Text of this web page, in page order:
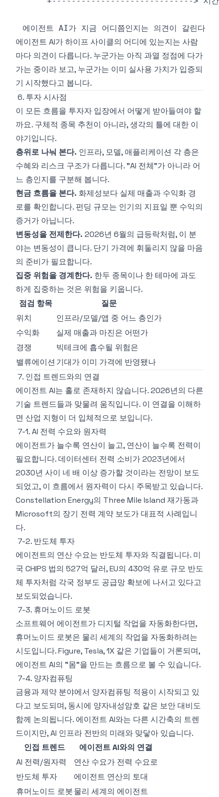
에이전트 AI가 하이프 사이클의 어디에 있는지는 사람
마다 의견이 다릅니다. 누군가는 아직 과열 정점에 다가
가는 중이라 보고, 누군가는 이미 실사용 가치가 입증되
기 시작했다고 봅니다.
6. 투자 시사점
이 모든 흐름을 투자자 입장에서 어떻게 받아들여야 할
까요. 구체적 종목 추천이 아니라, 생각의 틀에 대한 이
야기입니다.
층위로 나눠 본다. 인프라, 모델, 애플리케이션 각 층은
수혜와 리스크 구조가 다릅니다. "AI 전체"가 아니라 어
느 층인지를 구분해 봅니다.
현금 흐름을 본다. 화제성보다 실제 매출과 수익화 경
로를 확인합니다. 펀딩 규모는 인기의 지표일 뿐 수익의
증거가 아닙니다.
변동성을 전제한다. 2026년 6월의 급등락처럼, 이 분
야는 변동성이 큽니다. 단기 가격에 휘둘리지 않을 마음
의 준비가 필요합니다.
집중 위험을 경계한다. 한두 종목이나 한 테마에 과도
하게 집중하는 것은 위험을 키웁니다.
점검 항목
질문
위치
인프라/모델/앱 중 어느 층인가
수익화
실제 매출과 마진은 어떤가
경쟁
빅테크에 흡수될 위험은
밸류에이션 기대가 이미 가격에 반영됐나
7. 인접 트렌드와의 연결
에이전트 AI는 홀로 존재하지 않습니다. 2026년의 다른
기술 트렌드들과 맞물려 움직입니다. 이 연결을 이해하
면 산업 지형이 더 입체적으로 보입니다.
7-1. AI 전력 수요와 원자력
에이전트가 늘수록 연산이 늘고, 연산이 늘수록 전력이
필요합니다. 데이터센터 전력 소비가 2023년에서
2030년 사이 네 배 이상 증가할 것이라는 전망이 보도
되었고, 이 흐름에서 원자력이 다시 주목받고 있습니다.
Constellation Energy의 Three Mile Island 재가동과
Microsoft의 장기 전력 계약 보도가 대표적 사례입니
다.
7-2. 반도체 투자
에이전트의 연산 수요는 반도체 투자와 직결됩니다. 미
국 CHIPS 법의 527억 달러, EU의 430억 유로 규모 반도
체 투자처럼 각국 정부도 공급망 확보에 나서고 있다고
보도되었습니다.
7-3. 휴머노이드 로봇
소프트웨어 에이전트가 디지털 작업을 자동화한다면,
휴머노이드 로봇은 물리 세계의 작업을 자동화하려는
시도입니다. Figure, Tesla, 1X 같은 기업들이 거론되며,
에이전트 AI의 "몸"을 만드는 흐름으로 볼 수 있습니다.
7-4. 양자컴퓨팅
금융과 제약 분야에서 양자컴퓨팅 적용이 시작되고 있
다고 보도되며, 동시에 양자내성암호 같은 보안 대비도
함께 논의됩니다. 에이전트 AI와는 다른 시간축의 트렌
드이지만, AI 인프라 전반의 미래와 맞닿아 있습니다.
인접 트렌드
에이전트 AI와의 연결
AI 전력/원자력
연산 수요가 전력 수요로
반도체 투자
에이전트 연산의 토대
휴머노이드 로봇물리 세계의 에이전트